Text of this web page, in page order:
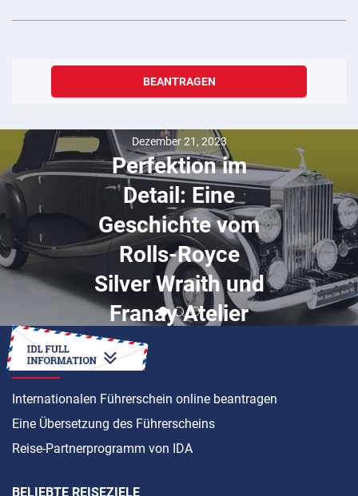
BEANTRAGEN
Dezember 21, 2023
Perfektion im
Detail: Eine
Geschichte vom
Rolls-Royce
Silver Wraith und
Franay Atelier
ANLEITUNG
Internationalen Führerschein online beantragen
Eine Übersetzung des Führerscheins
Reise-Partnerprogramm von IDA
BELIEBTE REISEZIELE